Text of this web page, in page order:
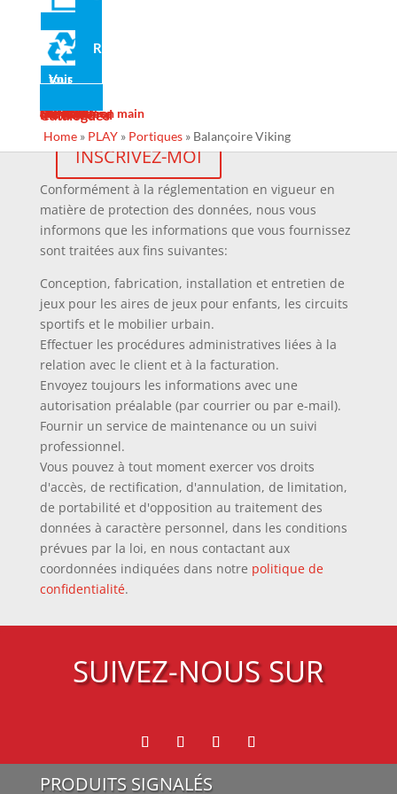
Recyclé
Voir tous
Actualité
Galerie
Services
Design
Fabrication
Maintenance
Projets clé en main
Contact
Ins Général
Catalogues
Home» PLAY» Portiques» Balançoire Viking
J'accepte les conditions des
lapolitique de confidentialité
recevoir vos emails dans mon email.
Conformément à la réglementation en vigueur en
matière de protection des données, nous vous
informons que les informations que vous fournissez
sont traitées aux fins suivantes:
Conception, fabrication, installation et entretien de
jeux pour les aires de jeux pour enfants, les circuits
sportifs et le mobilier urbain.
Effectuer les procédures administratives liées à la
relation avec le client et à la facturation.
Envoyez toujours les informations avec une
autorisation préalable (par courrier ou par e-mail).
Fournir un service de maintenance ou un suivi
professionnel.
Vous pouvez à tout moment exercer vos droits
d'accès, de rectification, d'annulation, de limitation,
de portabilité et d'opposition au traitement des
données à caractère personnel, dans les conditions
prévues par la loi, en nous contactant aux
coordonnées indiquées dans notre politique de
confidentialité.
SUIVEZ-NOUS SUR
PRODUITS SIGNALÉS